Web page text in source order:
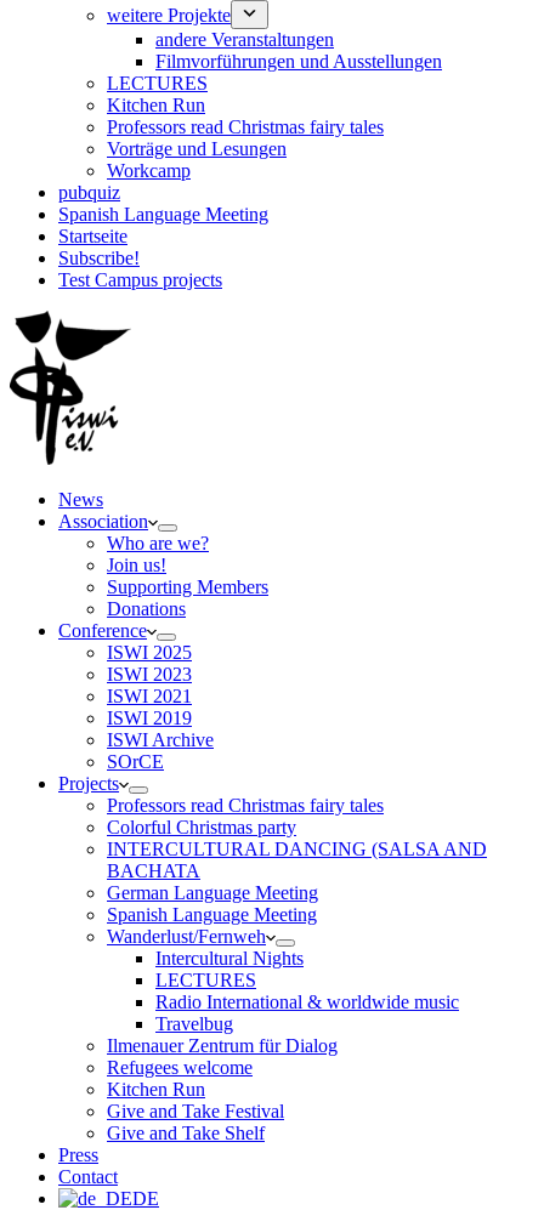
weitere Projekte
andere Veranstaltungen
Filmvorführungen und Ausstellungen
LECTURES
Kitchen Run
Professors read Christmas fairy tales
Vorträge und Lesungen
Workcamp
pubquiz
Spanish Language Meeting
Startseite
Subscribe!
Test Campus projects
News
Association
Who are we?
Join us!
Supporting Members
Donations
Conference
ISWI 2025
ISWI 2023
ISWI 2021
ISWI 2019
ISWI Archive
SOrCE
Projects
Professors read Christmas fairy tales
Colorful Christmas party
INTERCULTURAL DANCING (SALSA AND
BACHATA
German Language Meeting
Spanish Language Meeting
Wanderlust/Fernweh
Intercultural Nights
LECTURES
Radio International & worldwide music
Travelbug
Ilmenauer Zentrum für Dialog
Refugees welcome
Kitchen Run
Give and Take Festival
Give and Take Shelf
Press
Contact
DE